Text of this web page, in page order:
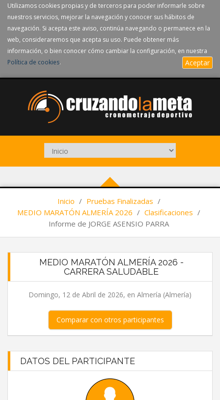
Utilizamos cookies propias y de terceros para poder informarle sobre
nuestros servicios, mejorar la navegación y conocer sus hábitos de
navegación. Si acepta este aviso, continúa navegando o permanece en la
web, consideraremos que acepta su uso. Puede obtener más
información, o bien conocer cómo cambiar la configuración, en nuestra
Política de cookies. Aceptar
Inicio / Pruebas Finalizadas /
MEDIO MARATÓN ALMERÍA 2026 / Clasificaciones /
Informe de JORGE ASENSIO PARRA
MEDIO MARATÓN ALMERÍA 2026 -
CARRERA SALUDABLE
Domingo, 12 de Abril de 2026, en Almería (Almería)
Comparar con otros participantes
DATOS DEL PARTICIPANTE